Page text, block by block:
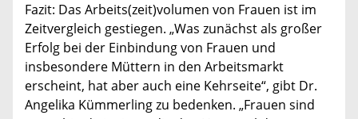
Fazit: Das Arbeits(zeit)volumen von Frauen ist im
Zeitvergleich gestiegen. „Was zunächst als großer
Erfolg bei der Einbindung von Frauen und
insbesondere Müttern in den Arbeitsmarkt
erscheint, hat aber auch eine Kehrseite“, gibt Dr.
Angelika Kümmerling zu bedenken. „Frauen sind